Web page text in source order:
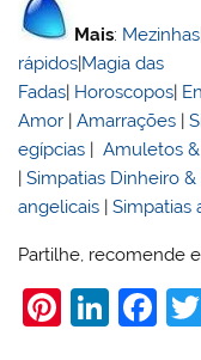
Mais: Mezinhas
rápidos Magia das
Fadas Horoscopos
Amor |Amarrações |
egípcias |Amuletos
|Simpatias Dinheiro
angelicais |Simpatias
Partilhe, recomende
Pi Li F